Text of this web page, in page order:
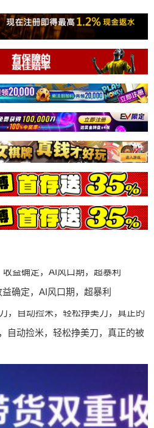
确定，AI风口期，超暴利
自动捡米，轻松挣美刀，真正的被